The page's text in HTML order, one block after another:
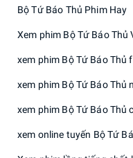
Bộ Tứ Báo Thủ Phim Hay
Xem phim Bộ Tứ Báo Thủ
xem phim Bộ Tứ Báo Thủ
xem phim Bộ Tứ Báo Thủ
xem phim Bộ Tứ Báo Thủ
xem online tuyến Bộ Tứ